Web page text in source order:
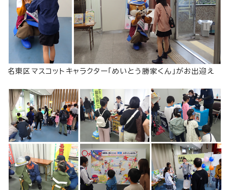
名東区マスコットキャラクター「めいとう勝家くん」がお出迎え